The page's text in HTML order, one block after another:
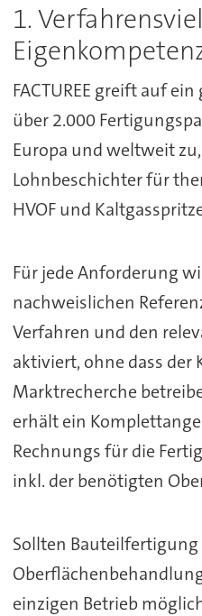
1.
FACTUREE greift auf
über 2.000
Europa und weltweit
Lohnbeschichter für
HVOF und
Für jede Anforderung
nachweislichen
Verfahren und den
aktiviert, ohne dass der
Marktrecherche
erhält ein
Rechnungs für die
inkl. der benötigten
Sollten
einzigen Betrieb